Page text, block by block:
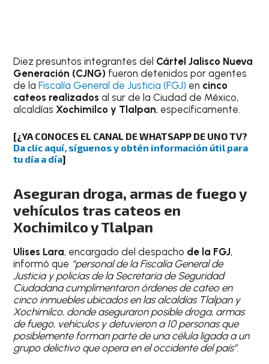
Diez presuntos integrantes del Cártel Jalisco Nueva
Generación (CJNG) fueron detenidos por agentes
de laFiscalía General de Justicia (FGJ) en cinco
cateos realizados al sur de la Ciudad de México,
alcaldíasXochimilco y Tlalpan, específicamente.
[¿YA CONOCES EL CANAL DE WHATSAPP DE UNO TV?
Da clic aquí, síguenos y obtén información útil para
tu día a día]
Aseguran droga, armas de fuego y
vehículos tras cateos en
Xochimilco y Tlalpan
Ulises Lara, encargado del despacho de la FGJ,
informó que “personal de la Fiscalía General de
Justicia y policías de la Secretaría de Seguridad
Ciudadana cumplimentaron órdenes de cateo en
cinco inmuebles ubicados en las alcaldías Tlalpan y
Xochimilco, donde aseguraron posible droga, armas
de fuego, vehículos y detuvieron a 10 personas que
posiblemente forman parte de una célula ligada a un
grupo delictivo que opera en el occidente del país”.